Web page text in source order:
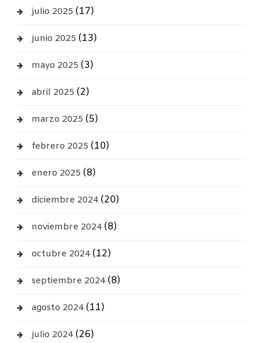
julio 2025 (17)
junio 2025 (13)
mayo 2025 (3)
abril 2025 (2)
marzo 2025 (5)
febrero 2025 (10)
enero 2025 (8)
diciembre 2024(20)
noviembre 2024(8)
octubre 2024(12)
septiembre 2024(8)
agosto 2024(11)
julio 2024(26)